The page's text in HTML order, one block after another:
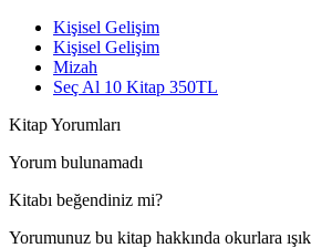
Kişisel Gelişim
Kişisel Gelişim
Mizah
Seç Al 10 Kitap 350TL
Kitap Yorumları
Yorum bulunamadı
Kitabı beğendiniz mi?
Yorumunuz bu kitap hakkında okurlara